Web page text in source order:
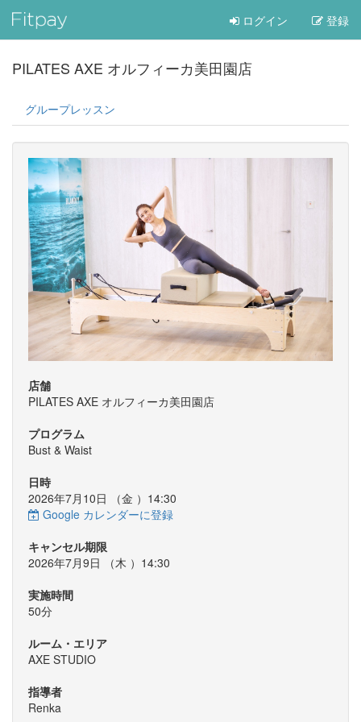
ログイン 登録
PILATES AXE オルフィーカ美田園店
グループレッスン
店舗
PILATES AXE オルフィーカ美田園店
プログラム
Bust & Waist
日時
2026年7月10日 （金 ）14:30
Google カレンダーに登録
キャンセル期限
2026年7月9日 （木 ）14:30
実施時間
50分
ルーム・エリア
AXE STUDIO
指導者
Renka